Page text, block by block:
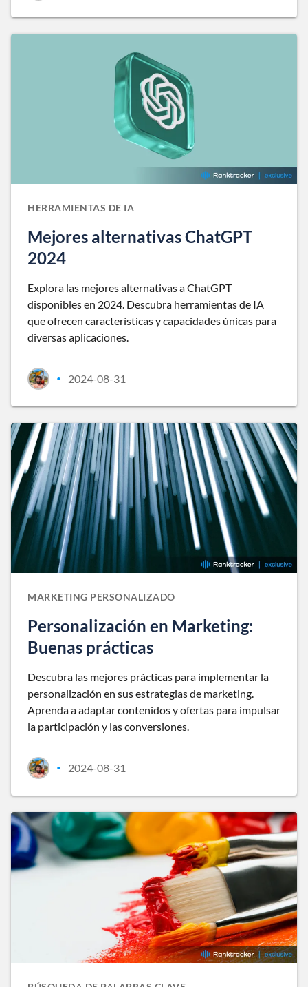
HERRAMIENTAS DE IA
Mejores alternativas ChatGPT
2024
Explora las mejores alternativas a ChatGPT
disponibles en 2024. Descubra herramientas de IA
que ofrecen características y capacidades únicas para
diversas aplicaciones.
• 2024-08-31
MARKETING PERSONALIZADO
Personalización en Marketing:
Buenas prácticas
Descubra las mejores prácticas para implementar la
personalización en sus estrategias de marketing.
Aprenda a adaptar contenidos y ofertas para impulsar
la participación y las conversiones.
• 2024-08-31